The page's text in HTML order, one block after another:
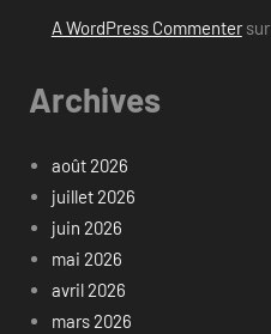
A WordPress Commentersur
Archives
août 2026
juillet 2026
juin 2026
mai 2026
avril 2026
mars 2026